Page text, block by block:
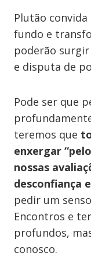
Plutão
fundo e
poderão
e disputa de
Pode ser que
teremos que
enxergar
nossas
desconfiança
pedir um
Encontros e
profundos,
conosco.